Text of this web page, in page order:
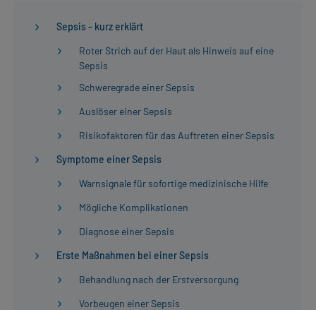
Sepsis - kurz erklärt
Roter Strich auf der Haut als Hinweis auf eine
Sepsis
Schweregrade einer Sepsis
Auslöser einer Sepsis
Risikofaktoren für das Auftreten einer Sepsis
Symptome einer Sepsis
Warnsignale für sofortige medizinische Hilfe
Mögliche Komplikationen
Diagnose einer Sepsis
Erste Maßnahmen bei einer Sepsis
Behandlung nach der Erstversorgung
Vorbeugen einer Sepsis